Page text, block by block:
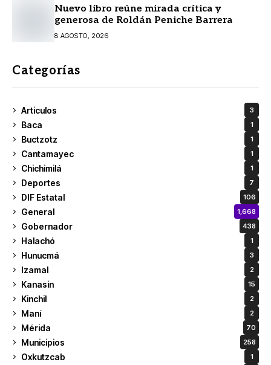
Nuevo libro reúne mirada crítica y
generosa de Roldán Peniche Barrera
8 AGOSTO, 2026
Categorías
Articulos 3
Baca 1
Buctzotz 1
Cantamayec 1
Chichimilá 1
Deportes 7
DIF Estatal 106
General 1,668
Gobernador 438
Halachó 1
Hunucmá 3
Izamal 2
Kanasin 15
Kinchil 2
Maní 2
Mérida 70
Municipios 258
Oxkutzcab 1